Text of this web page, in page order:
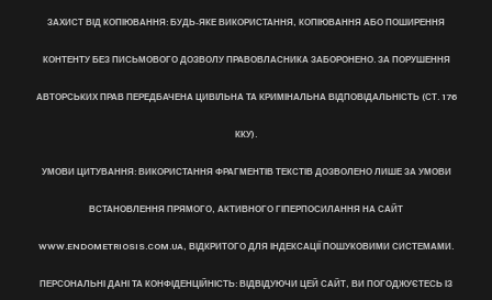
ЗАХИСТ ВІД КОПІЮВАННЯ: БУДЬ-ЯКЕ ВИКОРИСТАННЯ, КОПІЮВАННЯ АБО ПОШИРЕННЯ
КОНТЕНТУ БЕЗ ПИСЬМОВОГО ДОЗВОЛУ ПРАВОВЛАСНИКА ЗАБОРОНЕНО. ЗА ПОРУШЕННЯ
АВТОРСЬКИХ ПРАВ ПЕРЕДБАЧЕНА ЦИВІЛЬНА ТА КРИМІНАЛЬНА ВІДПОВІДАЛЬНІСТЬ (СТ. 176
ККУ).
УМОВИ ЦИТУВАННЯ: ВИКОРИСТАННЯ ФРАГМЕНТІВ ТЕКСТІВ ДОЗВОЛЕНО ЛИШЕ ЗА УМОВИ
ВСТАНОВЛЕННЯ ПРЯМОГО, АКТИВНОГО ГІПЕРПОСИЛАННЯ НА САЙТ
WWW.ENDOMETRIOSIS.COM.UA, ВІДКРИТОГО ДЛЯ ІНДЕКСАЦІЇ ПОШУКОВИМИ СИСТЕМАМИ.
ПЕРСОНАЛЬНІ ДАНІ ТА КОНФІДЕНЦІЙНІСТЬ: ВІДВІДУЮЧИ ЦЕЙ САЙТ, ВИ ПОГОДЖУЄТЕСЬ ІЗ